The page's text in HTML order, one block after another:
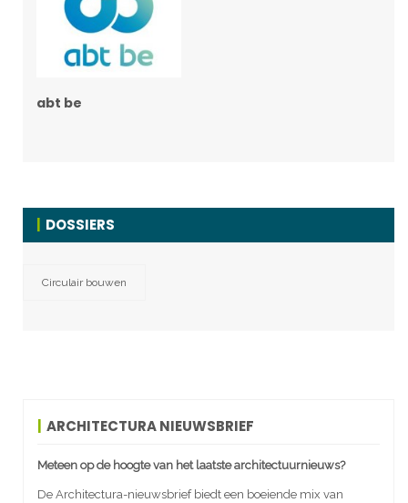
abt be
DOSSIERS
Circulair bouwen
ARCHITECTURA NIEUWSBRIEF
Meteen op de hoogte van het laatste architectuurnieuws?
De Architectura-nieuwsbrief biedt een boeiende mix van